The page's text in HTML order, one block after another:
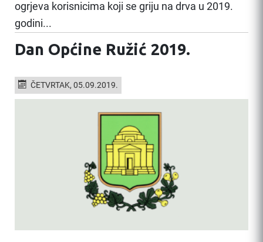
ogrjeva korisnicima koji se griju na drva u 2019.
godini...
Dan Općine Ružić 2019.
ČETVRTAK, 05.09.2019.